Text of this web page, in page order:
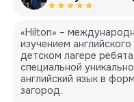
«Hilton» –
изучением
детском лагере
специальной
английский язык в
загород.